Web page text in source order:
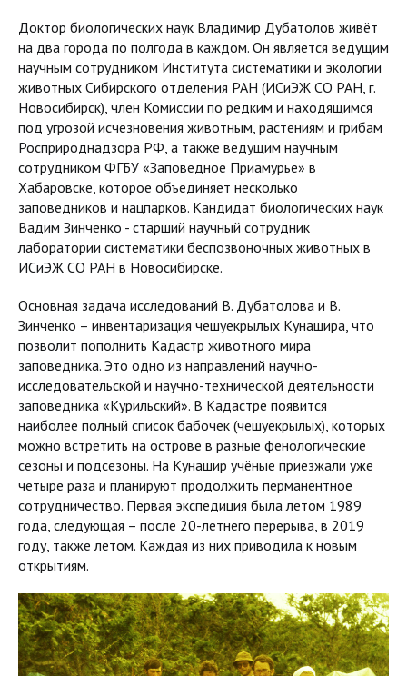
Доктор биологических наук Владимир Дубатолов живёт
на два города по полгода в каждом. Он является ведущим
научным сотрудником Института систематики и экологии
животных Сибирского отделения РАН (ИСиЭЖ СО РАН, г.
Новосибирск), член Комиссии по редким и находящимся
под угрозой исчезновения животным, растениям и грибам
Росприроднадзора РФ, а также ведущим научным
сотрудником ФГБУ «Заповедное Приамурье» в
Хабаровске, которое объединяет несколько
заповедников и нацпарков. Кандидат биологических наук
Вадим Зинченко - старший научный сотрудник
лаборатории систематики беспозвоночных животных в
ИСиЭЖ СО РАН в Новосибирске.
Основная задача исследований В. Дубатолова и В.
Зинченко – инвентаризация чешуекрылых Кунашира, что
позволит пополнить Кадастр животного мира
заповедника. Это одно из направлений научно-
исследовательской и научно-технической деятельности
заповедника «Курильский». В Кадастре появится
наиболее полный список бабочек (чешуекрылых), которых
можно встретить на острове в разные фенологические
сезоны и подсезоны. На Кунашир учёные приезжали уже
четыре раза и планируют продолжить перманентное
сотрудничество. Первая экспедиция была летом 1989
года, следующая – после 20-летнего перерыва, в 2019
году, также летом. Каждая из них приводила к новым
открытиям.